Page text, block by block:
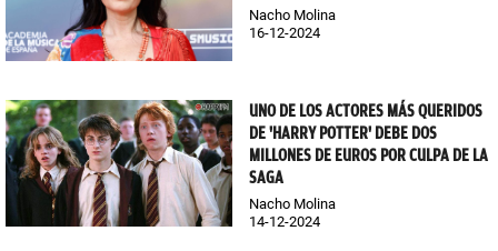
Nacho Molina
16-12-2024
UNO DE LOS ACTORES MÁS QUERIDOS
DE 'HARRY POTTER' DEBE DOS
MILLONES DE EUROS POR CULPA DE LA
SAGA
Nacho Molina
14-12-2024